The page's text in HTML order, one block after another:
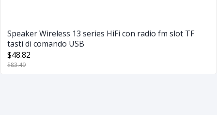
Speaker Wireless 13 series HiFi con radio fm slot TF
tasti di comando USB
$48.82
$83.49